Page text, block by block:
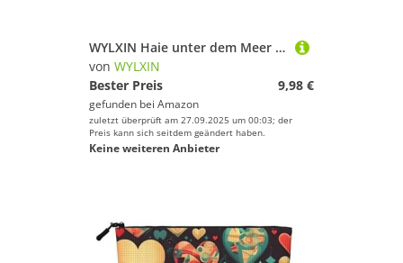
WYLXIN Haie unter dem Meer Fake Hanf Make-up Tasche Umweltfreundlich und langlebig, einfaches Design, einfach Ihre Beauty-Essentials zu verstauen.
von WYLXIN
Bester Preis
9,98 €
gefunden bei Amazon
zuletzt überprüft am 27.09.2025 um 00:03; der
Preis kann sich seitdem geändert haben.
Keine weiteren Anbieter